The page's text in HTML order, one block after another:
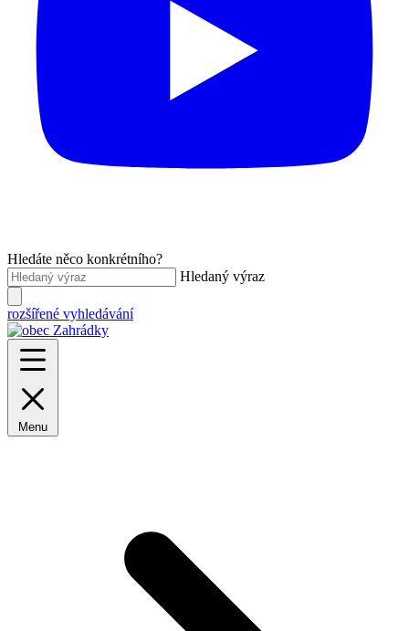
Hledáte něco konkrétního?
Hledaný výraz
rozšířené vyhledávání
Menu